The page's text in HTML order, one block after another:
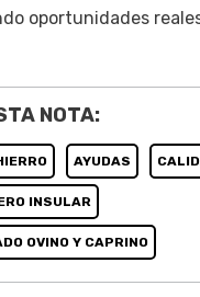
oportunidades
NOTA:
AYUDAS
INSULAR
OVINO Y CAPRINO